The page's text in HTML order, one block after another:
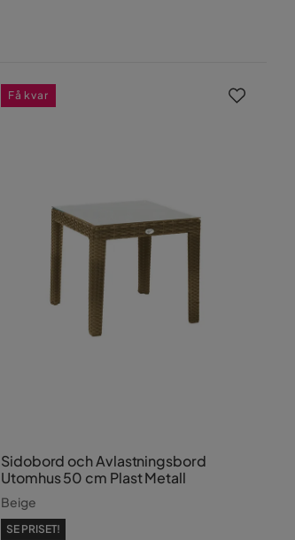
Sidobord och Avlastningsbord
Utomhus 50 cm Plast Metall
Beige
SE PRISET!
Få kvar